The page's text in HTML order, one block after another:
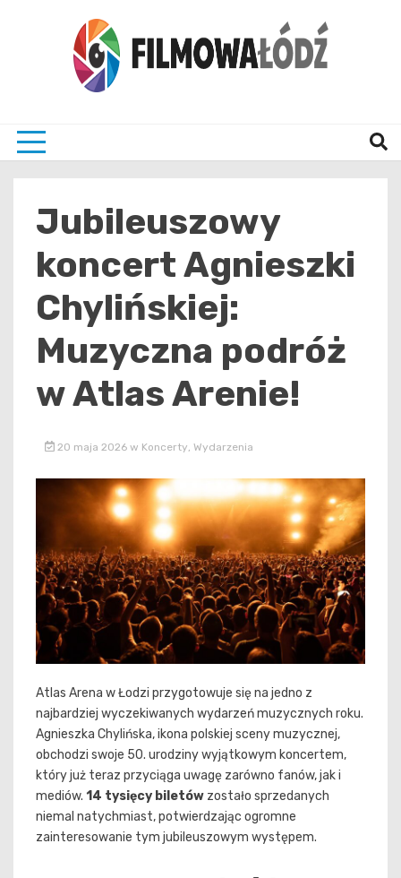
Jubileuszowy
koncert Agnieszki
Chylińskiej:
Muzyczna podróż
w Atlas Arenie!
20 maja 2026 w Koncerty Wydarzenia
Atlas Arena w Łodzi przygotowuje się na jedno z
najbardziej wyczekiwanych wydarzeń muzycznych roku.
Agnieszka Chylińska, ikona polskiej sceny muzycznej,
obchodzi swoje 50. urodziny wyjątkowym koncertem,
który już teraz przyciąga uwagę zarówno fanów, jak i
mediów. 14 tysięcy biletów zostało sprzedanych
niemal natychmiast, potwierdzając ogromne
zainteresowanie tym jubileuszowym występem.